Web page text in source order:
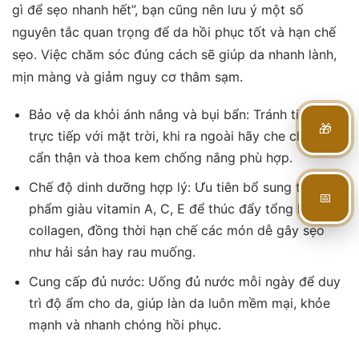
gì để sẹo nhanh hết”, bạn cũng nên lưu ý một số
nguyên tắc quan trọng để da hồi phục tốt và hạn chế
sẹo. Việc chăm sóc đúng cách sẽ giúp da nhanh lành,
mịn màng và giảm nguy cơ thâm sạm.
Bảo vệ da khỏi ánh nắng và bụi bẩn: Tránh tiếp xúc
trực tiếp với mặt trời, khi ra ngoài hãy che chắn da
cẩn thận và thoa kem chống nắng phù hợp.
Chế độ dinh dưỡng hợp lý: Ưu tiên bổ sung thực
phẩm giàu vitamin A, C, E để thúc đẩy tổng hợp
collagen, đồng thời hạn chế các món dễ gây sẹo
như hải sản hay rau muống.
Cung cấp đủ nước: Uống đủ nước mỗi ngày để duy
trì độ ẩm cho da, giúp làn da luôn mềm mại, khỏe
mạnh và nhanh chóng hồi phục.
🎁
📅